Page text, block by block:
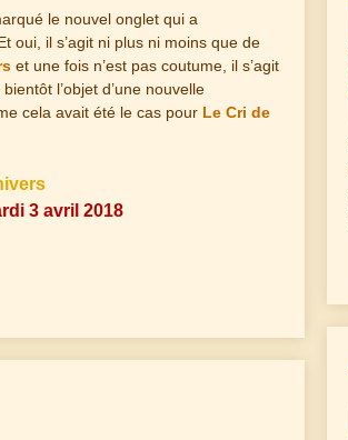
le nouvel onglet qui a
oui, il s’agit ni plus ni moins que de
et une fois n’est pas coutume, il s’agit
l’objet d’une nouvelle
cela avait été le cas pour Le Cri de
3 avril 2018